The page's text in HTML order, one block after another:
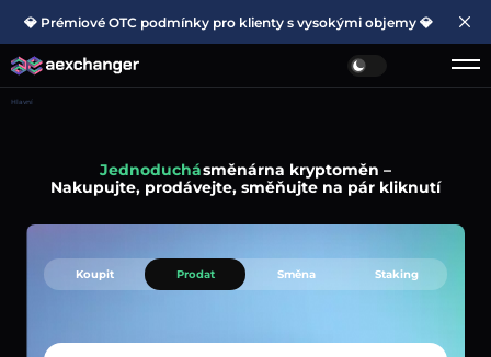
💎 Prémiové OTC podmínky pro klienty s vysokými objemy 💎
Hlavní
Rychlá
směnárna kryptoměn –
Nakupujte, prodávejte, směňujte na pár kliknutí
Koupit Prodat Směna Staking